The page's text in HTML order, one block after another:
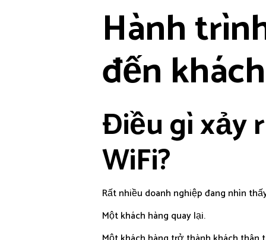
Hành
đến
Điều gì xảy
WiFi?
Rất nhiều doanh nghiệp đang nhìn
Một khách hàng quay lại.